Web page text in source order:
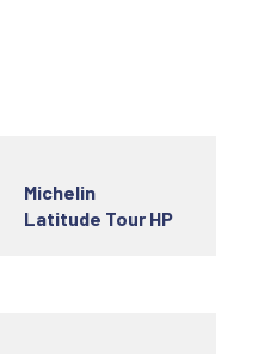
Michelin
Latitude Tour HP